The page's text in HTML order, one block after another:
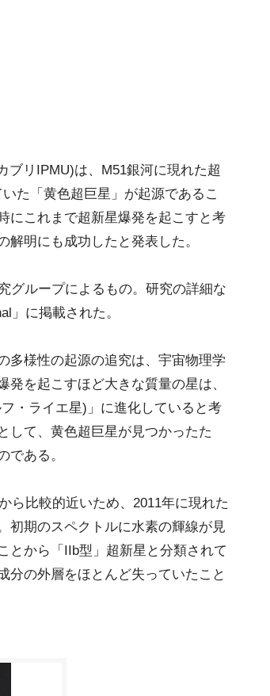
ブリIPMU)は、M51銀河に現れた超
た「黄色超巨星」が起源であるこ
にこれまで超新星爆発を起こすと考
明にも成功したと発表した。
グループによるもの。研究の詳細な
」に掲載された。
多様性の起源の追究は、宇宙物理学
を起こすほど大きな質量の星は、
・ライエ星)」に進化していると考
して、黄色超巨星が見つかったた
である。
ら比較的近いため、2011年に現れた
初期のスペクトルに水素の輝線が見
とから「IIb型」超新星と分類されて
分の外層をほとんど失っていたこと